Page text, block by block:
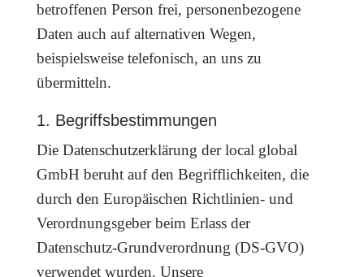
betroffenen Person frei, personenbezogene
Daten auch auf alternativen Wegen,
beispielsweise telefonisch, an uns zu
übermitteln.
1. Begriffsbestimmungen
Die Datenschutzerklärung der local global
GmbH beruht auf den Begrifflichkeiten, die
durch den Europäischen Richtlinien- und
Verordnungsgeber beim Erlass der
Datenschutz-Grundverordnung (DS-GVO)
verwendet wurden. Unsere